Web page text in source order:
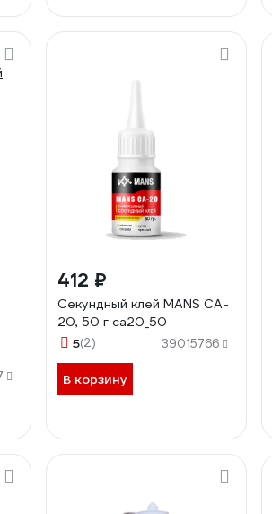
412 ₽
Секундный клей MANS CA-
20, 50 г ca20_50
5(2) 39015766
В корзину